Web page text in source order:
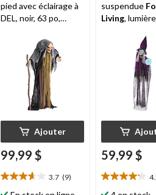
pied avec éclairage à
DEL, noir, 63 po,
intérieure/extérieure
activée par le son et
la lumière pour
Halloween
Ajouter
99,99 $
3.7 (9)
3.7
suspendue
Living,
intérieure/
activée par le
la lumière pour
l'Halloween
59,99 $
4.2